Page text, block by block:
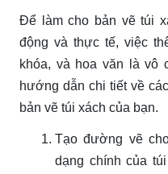
Để làm cho bản vẽ túi
động và thực tế, việc
khóa, và hoa văn là vô
hướng dẫn chi tiết về
bản vẽ túi xách của bạn.
Tạo đường vẽ
dạng chính của